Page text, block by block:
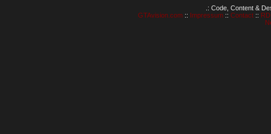
.: Code, Content &
GTAvision.com:: Impressum:: Contact::